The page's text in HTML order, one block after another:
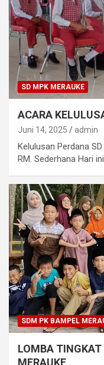
SD MPK MERAUKE
ACARA
Juni 14, 2025 admin
Kelulusan Perdana
RM. Sederhana Hari
SDM PK BAMPEL
LOMBA